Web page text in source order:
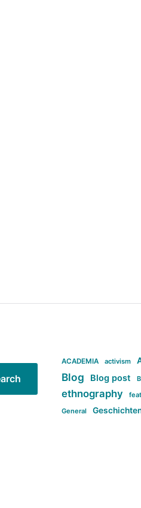
ACADEMIA activism
Blog Blog post
ethnography
General